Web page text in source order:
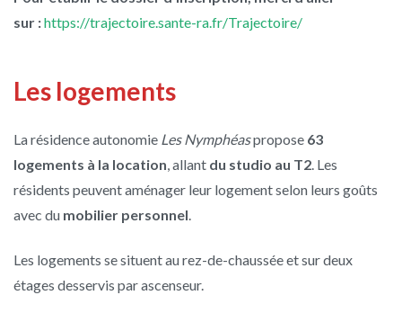
sur :https://trajectoire.sante-ra.fr/Trajectoire/
Les logements
La résidence autonomie Les Nymphéaspropose 63
logements à la location , allant du studio au T2 . Les
résidents peuvent aménager leur logement selon leurs goûts
avec du mobilier personnel
Les logements se situent au rez-de-chaussée et sur deux
étages desservis par ascenseur.